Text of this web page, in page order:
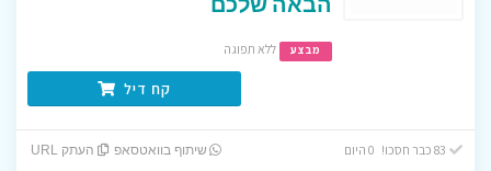
מבצע ללא תפוגה
קח דיל
שיתוף בוואטסאפ העתק URL